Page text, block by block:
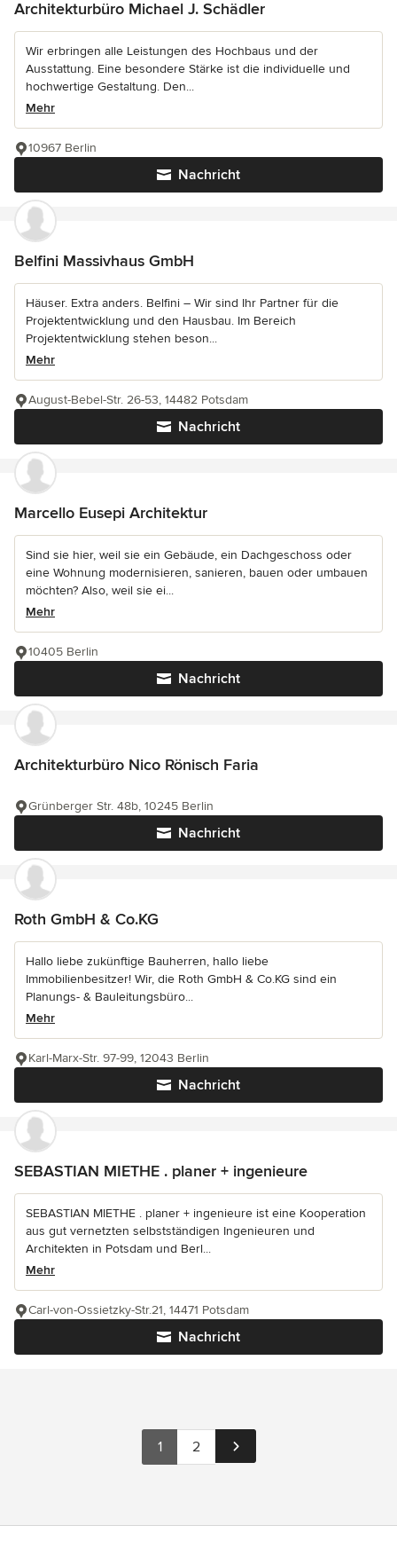
Architekturbüro Michael J. Schädler
Wir erbringen alle Leistungen des Hochbaus und der
Ausstattung. Eine besondere Stärke ist die individuelle und
hochwertige Gestaltung. Den...
Mehr
Nachricht
10967 Berlin
Belfini Massivhaus GmbH
Häuser. Extra anders. Belfini – Wir sind Ihr Partner für die
Projektentwicklung und den Hausbau. Im Bereich
Projektentwicklung stehen beson...
Mehr
Nachricht
August-Bebel-Str. 26-53, 14482 Potsdam
Marcello Eusepi Architektur
Sind sie hier, weil sie ein Gebäude, ein Dachgeschoss oder
eine Wohnung modernisieren, sanieren, bauen oder umbauen
möchten? Also, weil sie ei...
Mehr
Nachricht
10405 Berlin
Architekturbüro Nico Rönisch Faria
Nachricht
Grünberger Str. 48b, 10245 Berlin
Roth GmbH & Co.KG
Hallo liebe zukünftige Bauherren, hallo liebe
Immobilienbesitzer! Wir, die Roth GmbH & Co.KG sind ein
Planungs- & Bauleitungsbüro...
Mehr
Nachricht
Karl-Marx-Str. 97-99, 12043 Berlin
SEBASTIAN MIETHE . planer + ingenieure
SEBASTIAN MIETHE . planer + ingenieure ist eine Kooperation
aus gut vernetzten selbstständigen Ingenieuren und
Architekten in Potsdam und Berl...
Mehr
Nachricht
Carl-von-Ossietzky-Str.21, 14471 Potsdam
1 2